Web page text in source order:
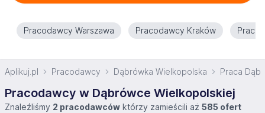
Pracodawcy Warszawa Pracodawcy Kraków
Aplikuj.pl Pracodawcy Dąbrówka Wielkopolska Praca
Pracodawcy w Dąbrówce Wielkopolskiej
Znaleźliśmy 2 pracodawców którzy zamieścili aż 585 ofert